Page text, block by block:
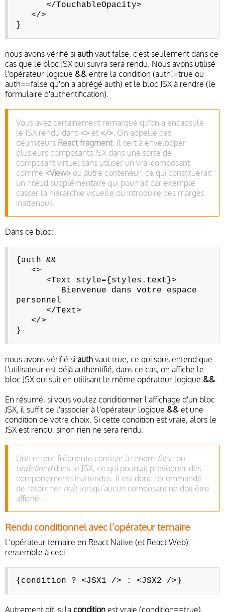
</TouchableOpacity>
</>
}
nous avons vérifié si auth vaut false, c'est seulement dans ce
cas que le bloc JSX qui suivra sera rendu. Nous avons utilisé
l'opérateur logique && entre la condition (auth!=true ou
auth==false qu'on a abrégé auth) et le bloc JSX à rendre (le
formulaire d'authentification).
Vous avez certainement remarqué qu'on a encapsulé
le JSX rendu dans <> et </>. On appelle ces
délimiteurs React fragment. Il sert à envelopper
plusieurs composants JSX dans une sorte de
composant virtuel sans utiliser un vrai composant
comme <View> ou autre conteneur, ce qui constituerait
un nœud supplémentaire qui pourrait par exemple
casser la hiérarchie visuelle ou introduire des marges
inattendus.
Dans ce bloc:
{auth &&
<>
<Text style={styles.text}>
Bienvenue dans votre espace
personnel
</Text>
</>
}
nous avons vérifié si auth vaut true, ce qui sous entend que
l'utilisateur est déjà authentifié, dans ce cas, on affiche le
bloc JSX qui suit en utilisant le même opérateur logique &&.
En résumé, si vous voulez conditionner l'affichage d'un bloc
JSX, il suffit de l'associer à l'opérateur logique && et une
condition de votre choix. Si cette condition est vraie, alors le
JSX est rendu, sinon rien ne sera rendu.
Une erreur fréquente consiste à rendre false ou
undefineddans le JSX, ce qui pourrait provoquer des
comportements inattendus. Il est donc recommandé
de retourner null lorsqu’aucun composant ne doit être
affiché.
Rendu conditionnel avec l'opérateur ternaire
L'opérateur ternaire en React Native (et React Web)
ressemble à ceci:
{condition ? <JSX1 /> : <JSX2 />}
Autrement dit, si la condition est vraie (condition==true),